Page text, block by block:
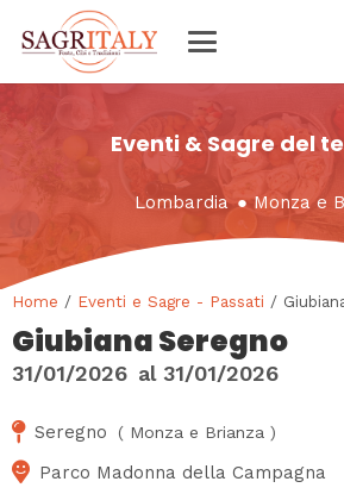
Eventi & Sagre del
Lombardia ●Monza e
Home / Eventi e Sagre - Passati /
Giubiana Seregno
31/01/2026 al 31/01/2026
Seregno ( Monza e Brianza )
Parco Madonna della Campagna